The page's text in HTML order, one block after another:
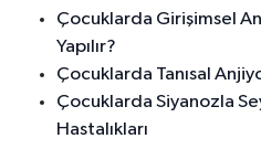
Çocuklarda Girişimsel
Yapılır?
Çocuklarda Tanısal
Çocuklarda Siyanozla
Hastalıkları